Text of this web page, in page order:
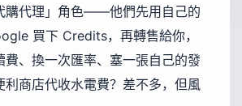
購代理」角色——他們先用自己的
買下 Credits，再轉售給你，
費、換一次匯率、塞一張自己的發
利商店代收水電費？差不多，但風